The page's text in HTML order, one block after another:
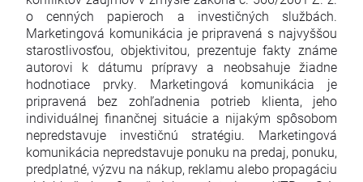
o cenných papieroch a investičných službách.
Marketingová komunikácia je pripravená s najvyššou
starostlivosťou, objektivitou, prezentuje fakty známe
autorovi k dátumu prípravy a neobsahuje žiadne
hodnotiace prvky. Marketingová komunikácia je
pripravená bez zohľadnenia potrieb klienta, jeho
individuálnej finančnej situácie a nijakým spôsobom
nepredstavuje investičnú stratégiu. Marketingová
komunikácia nepredstavuje ponuku na predaj, ponuku,
predplatné, výzvu na nákup, reklamu alebo propagáciu